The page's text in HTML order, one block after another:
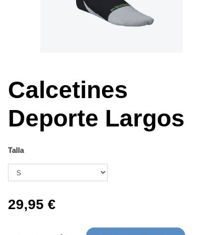
Calcetines
Deporte Largos
Talla
29,95 €